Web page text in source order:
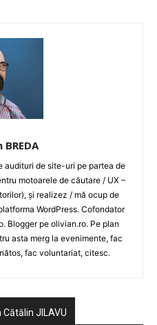
audituri de site-uri pe partea de
motoarele de căutare / UX –
și realizez / mă ocup de
WordPress. Cofondator
Blogger pe olivian.ro. Pe plan
asta merg la evenimente, fac
fac voluntariat, citesc.
JILAVU